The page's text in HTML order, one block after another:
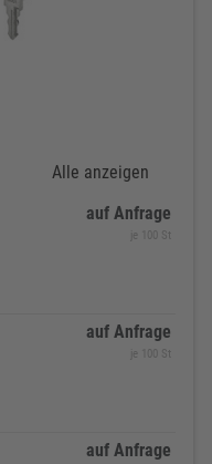
Alle anzeigen
auf Anfrage
je 100 St
auf Anfrage
je 100 St
auf Anfrage